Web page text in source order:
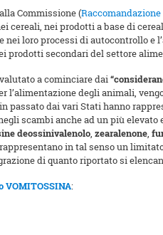
Commissione (Raccomandazione
cereali, nei prodotti a base di
nei loro processi di autocontrollo
prodotti secondari del settore
a cominciare dai
l’alimentazione degli animali,
dai vari Stati hanno
scambi anche ad un più
deossinivalenolo, zearalenone,
in tal senso un
di quanto riportato si
VOMITOSSINA: